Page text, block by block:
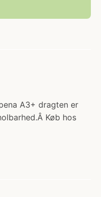
A3+ dragten er
Køb hos